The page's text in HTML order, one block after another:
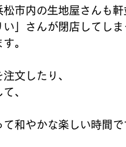
市内の生地屋さんも軒
」さんが閉店してしま
。
文したり、
、
和やかな楽しい時間で